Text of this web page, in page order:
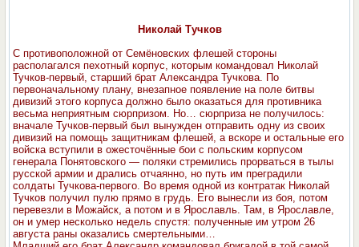
Николай Тучков
С противоположной от Семёновских флешей стороны
располагался пехотный корпус, которым командовал Николай
Тучков-первый, старший брат Александра Тучкова. По
первоначальному плану, внезапное появление на поле битвы
дивизий этого корпуса должно было оказаться для противника
весьма неприятным сюрпризом. Но… сюрприза не получилось:
вначале Тучков-первый был вынужден отправить одну из своих
дивизий на помощь защитникам флешей, а вскоре и остальные его
войска вступили в ожесточённые бои с польским корпусом
генерала Понятовского — поляки стремились прорваться в тылы
русской армии и дрались отчаянно, но путь им преградили
солдаты Тучкова-первого. Во время одной из контратак Николай
Тучков получил пулю прямо в грудь. Его вынесли из боя, потом
перевезли в Можайск, а потом и в Ярославль. Там, в Ярославле,
он и умер несколько недель спустя: полученные им утром 26
августа раны оказались смертельными…